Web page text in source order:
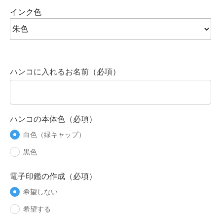
インク色
ハンコに入れるお名前（必項）
ハンコの本体色（必項）
白色（緑キャップ）
黒色
電子印鑑の作成（必項）
希望しない
希望する